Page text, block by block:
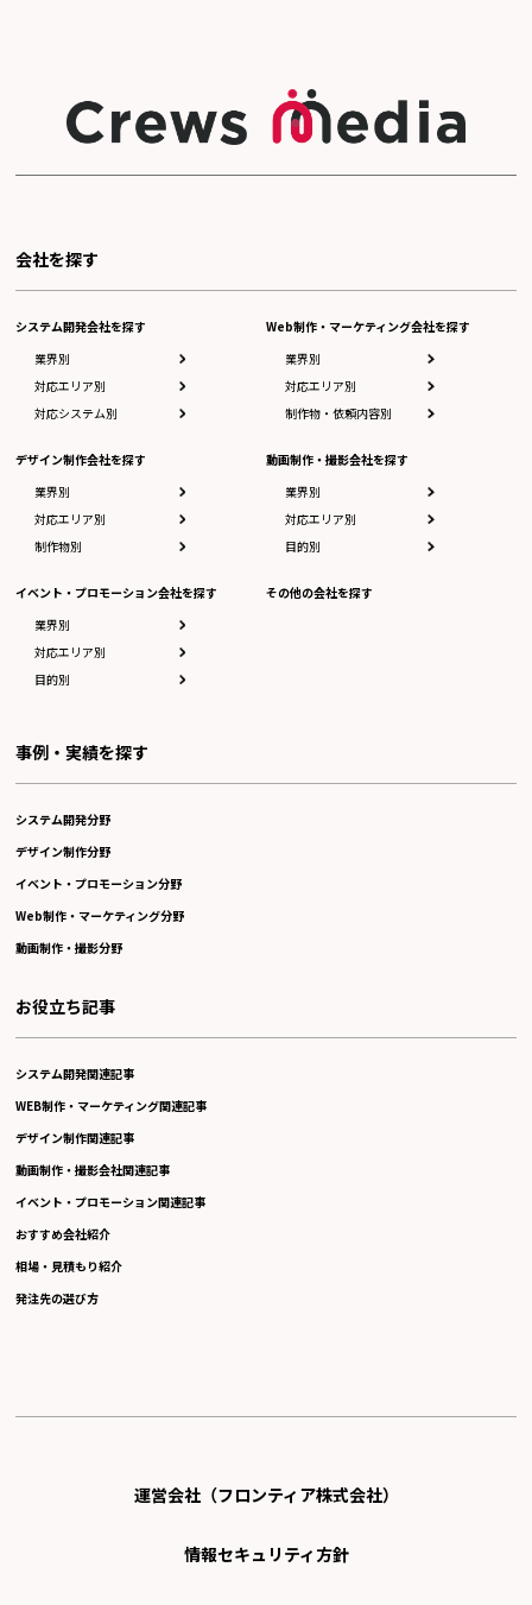
会社を探す
システム開発会社を探す
業界別
対応エリア別
対応システム別
デザイン制作会社を探す
業界別
対応エリア別
制作物別
イベント・プロモーション会社を探す
業界別
対応エリア別
目的別
Web制作・マーケティング会社を探す
業界別
対応エリア別
制作物・依頼内容別
動画制作・撮影会社を探す
業界別
対応エリア別
目的別
その他の会社を探す
事例・実績を探す
システム開発分野
デザイン制作分野
イベント・プロモーション分野
Web制作・マーケティング分野
動画制作・撮影分野
お役立ち記事
システム開発関連記事
WEB制作・マーケティング関連記事
デザイン制作関連記事
動画制作・撮影会社関連記事
イベント・プロモーション関連記事
おすすめ会社紹介
相場・見積もり紹介
発注先の選び方
運営会社（フロンティア株式会社）
情報セキュリティ方針